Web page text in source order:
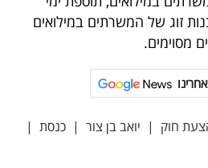
זוג של המשרתים במילואים
מסוימים.
חוק | יואב בן צור | כנסת |